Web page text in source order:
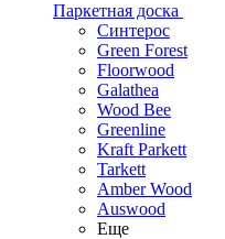
Паркетная доска
Синтерос
Green Forest
Floorwood
Galathea
Wood Bee
Greenline
Kraft Parkett
Tarkett
Amber Wood
Auswood
Еще